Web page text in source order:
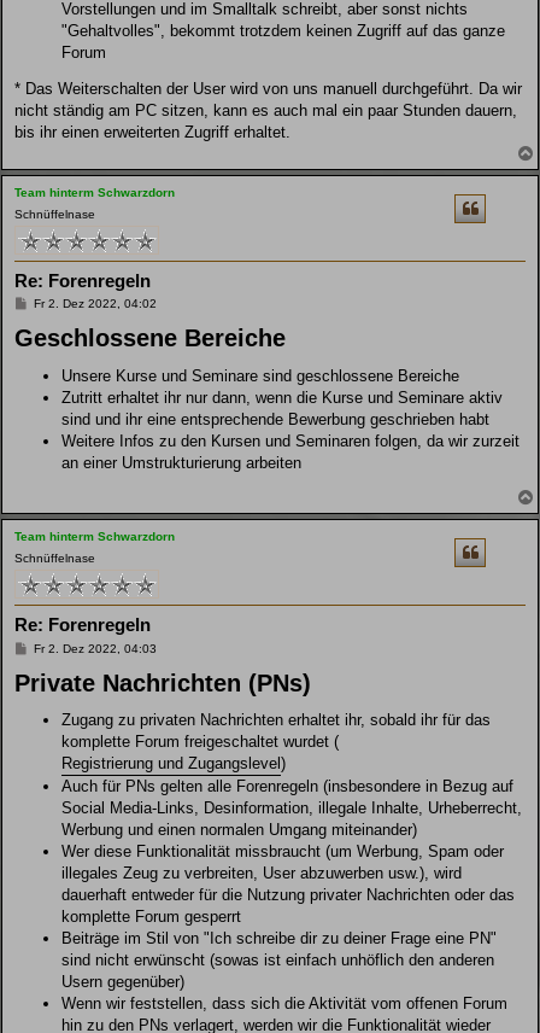
Vorstellungen und im Smalltalk schreibt, aber sonst nichts
"Gehaltvolles", bekommt trotzdem keinen Zugriff auf das ganze
Forum
* Das Weiterschalten der User wird von uns manuell durchgeführt. Da wir
nicht ständig am PC sitzen, kann es auch mal ein paar Stunden dauern,
bis ihr einen erweiterten Zugriff erhaltet.
Team hinterm Schwarzdorn
Schnüffelnase
Re: Forenregeln
B
i
t
Fr 2. Dez 2022, 04:02
Geschlossene Bereiche
Unsere Kurse und Seminare sind geschlossene Bereiche
Zutritt erhaltet ihr nur dann, wenn die Kurse und Seminare aktiv
sind und ihr eine entsprechende Bewerbung geschrieben habt
Weitere Infos zu den Kursen und Seminaren folgen, da wir zurzeit
an einer Umstrukturierung arbeiten
Team hinterm Schwarzdorn
Schnüffelnase
Re: Forenregeln
B
i
t
Fr 2. Dez 2022, 04:03
Private Nachrichten (PNs)
Zugang zu privaten Nachrichten erhaltet ihr, sobald ihr für das
komplette Forum freigeschaltet wurdet (
Registrierung und Zugangslevel )
Auch für PNs gelten alle Forenregeln (insbesondere in Bezug auf
Social Media-Links, Desinformation, illegale Inhalte, Urheberrecht,
Werbung und einen normalen Umgang miteinander)
Wer diese Funktionalität missbraucht (um Werbung, Spam oder
illegales Zeug zu verbreiten, User abzuwerben usw.), wird
dauerhaft entweder für die Nutzung privater Nachrichten oder das
komplette Forum gesperrt
Beiträge im Stil von "Ich schreibe dir zu deiner Frage eine PN"
sind nicht erwünscht (sowas ist einfach unhöflich den anderen
Usern gegenüber)
Wenn wir feststellen, dass sich die Aktivität vom offenen Forum
hin zu den PNs verlagert, werden wir die Funktionalität wieder